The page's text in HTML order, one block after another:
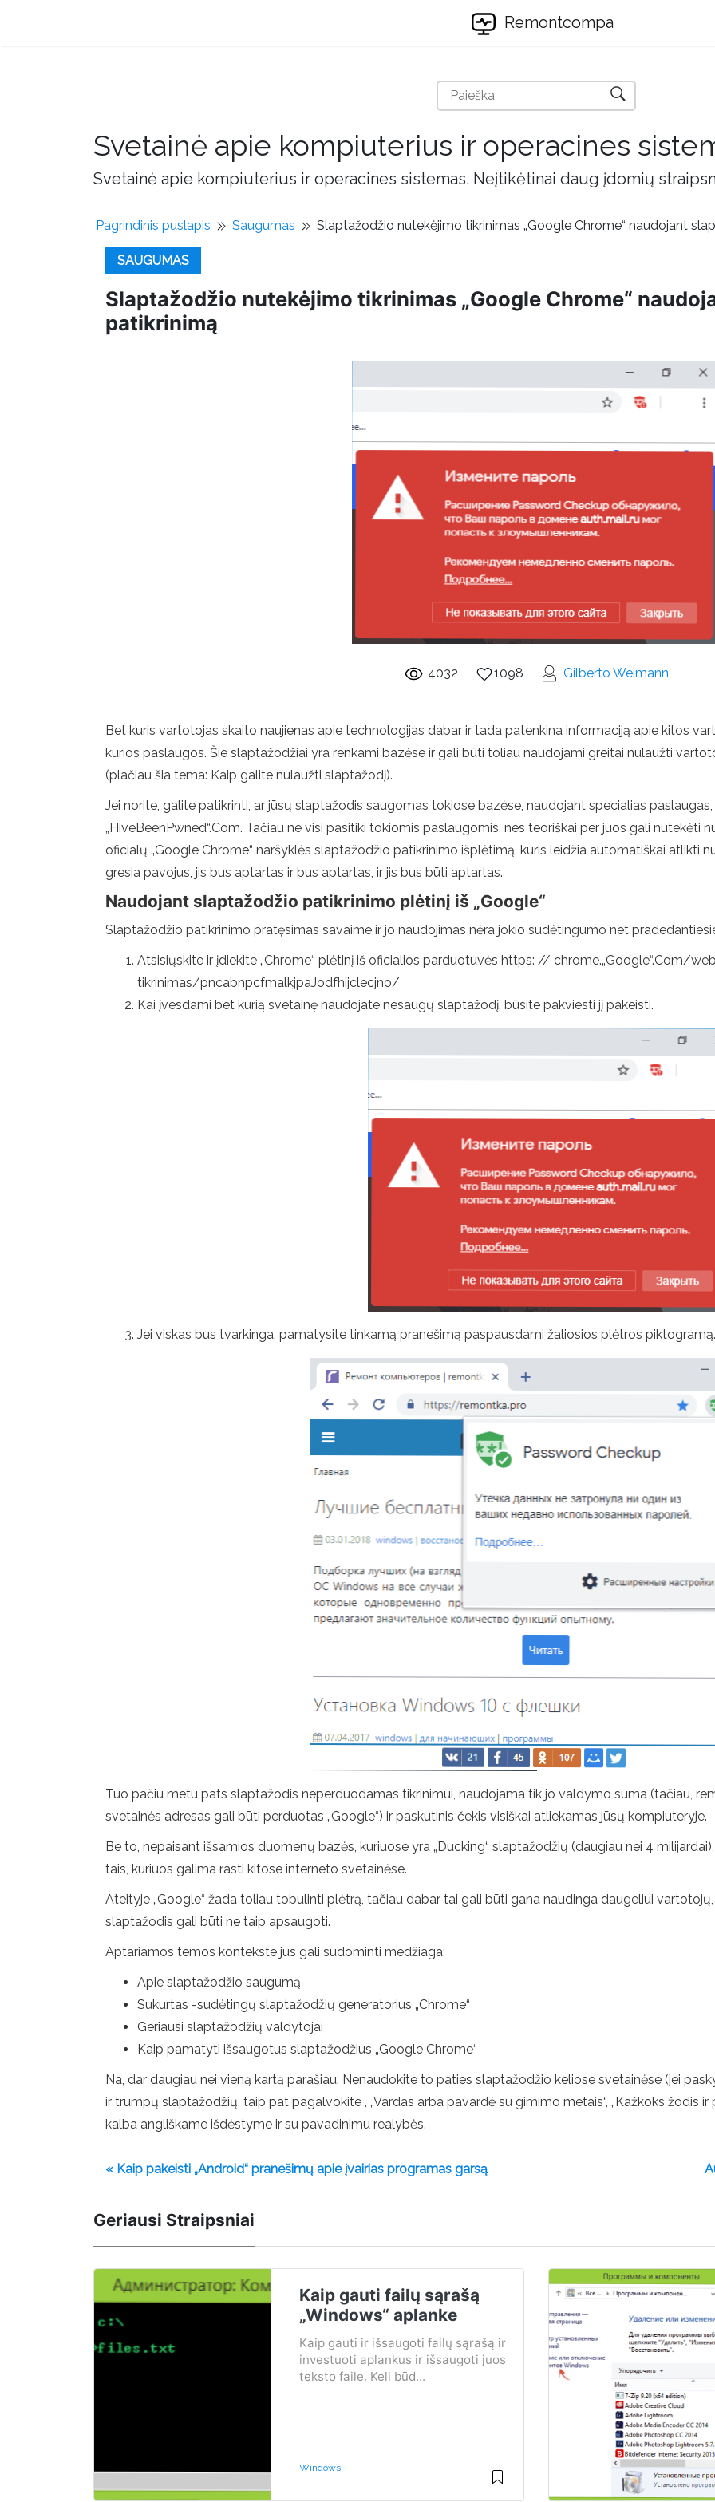
Remontcompa
Svetainė apie kompiuterius ir operacines
Svetainė apie kompiuterius ir operacines sistemas. Neįtikėtinai daug įdomių
Pagrindinis puslapis Saugumas Slaptažodžio nutekėjimo tikrinimas „Google Chrome“ naudojant
SAUGUMAS
Slaptažodžio nutekėjimo tikrinimas „Google Chrome“
patikrinimą
4032 1098 Gilberto Weimann
Bet kuris vartotojas skaito naujienas apie technologijas dabar ir tada patenkina informaciją apie kitos
kurios paslaugos. Šie slaptažodžiai yra renkami bazėse ir gali būti toliau naudojami greitai nulaužti
(plačiau šia tema: Kaip galite nulaužti slaptažodį).
Jei norite, galite patikrinti, ar jūsų slaptažodis saugomas tokiose bazėse, naudojant specialias
„HiveBeenPwned“.Com. Tačiau ne visi pasitiki tokiomis paslaugomis, nes teoriškai per juos gali nutekėti
oficialų „Google Chrome“ naršyklės slaptažodžio patikrinimo išplėtimą, kuris leidžia automatiškai atlikti
gresia pavojus, jis bus aptartas ir bus aptartas, ir jis bus būti aptartas.
Naudojant slaptažodžio patikrinimo plėtinį iš „Google“
Slaptažodžio patikrinimo pratęsimas savaime ir jo naudojimas nėra jokio sudėtingumo net
Atsisiųskite ir įdiekite „Chrome“ plėtinį iš oficialios parduotuvės https: // chrome.„Google“.Com/
tikrinimas/pncabnpcfmalkjpaJodfhijclecjno/
Kai įvesdami bet kurią svetainę naudojate nesaugų slaptažodį, būsite pakviesti jį pakeisti.
Jei viskas bus tvarkinga, pamatysite tinkamą pranešimą paspausdami žaliosios plėtros
Tuo pačiu metu pats slaptažodis neperduodamas tikrinimui, naudojama tik jo valdymo suma (tačiau,
svetainės adresas gali būti perduotas „Google“) ir paskutinis čekis visiškai atliekamas jūsų kompiuteryje.
Be to, nepaisant išsamios duomenų bazės, kuriuose yra „Ducking“ slaptažodžių (daugiau nei 4
tais, kuriuos galima rasti kitose interneto svetainėse.
Ateityje „Google“ žada toliau tobulinti plėtrą, tačiau dabar tai gali būti gana naudinga daugeliui
slaptažodis gali būti ne taip apsaugoti.
Aptariamos temos kontekste jus gali sudominti medžiaga:
Apie slaptažodžio saugumą
Sukurtas -sudėtingų slaptažodžių generatorius „Chrome“
Geriausi slaptažodžių valdytojai
Kaip pamatyti išsaugotus slaptažodžius „Google Chrome“
Na, dar daugiau nei vieną kartą parašiau: Nenaudokite to paties slaptažodžio keliose svetainėse (jei
ir trumpų slaptažodžių, taip pat pagalvokite , „Vardas arba pavardė su gimimo metais“, „Kažkoks žodis ir
kalba angliškame išdėstyme ir su pavadinimu realybės.
« Kaip pakeisti „Android“ pranešimų apie įvairias programas garsą
Geriausi Straipsniai
Kaip gauti failų sąrašą
„Windows“ aplanke
Kaip gauti ir išsaugoti failų sąrašą ir
investuoti aplankus ir išsaugoti juos
teksto faile. Keli būd...
Windows